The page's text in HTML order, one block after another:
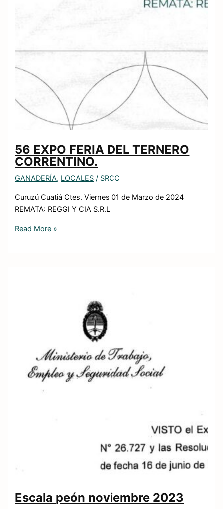
56 EXPO FERIA DEL TERNERO
CORRENTINO.
GANADERÍA, LOCALES / SRCC
Curuzú Cuatiá Ctes. Viernes 01 de Marzo de 2024
REMATA: REGGI Y CIA S.R.L
Read More »
Escala peón noviembre 2023